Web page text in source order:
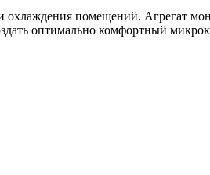
охлаждения помещений. Агрегат
оптимально комфортный